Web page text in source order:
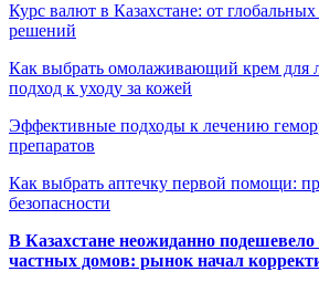
Курс валют в Казахстане: от
решений
Как выбрать омолаживающий крем для
подход к уходу за кожей
Эффективные подходы к лечению
препаратов
Как выбрать аптечку первой помощи:
безопасности
В Казахстане неожиданно подешевело
частных домов: рынок начал